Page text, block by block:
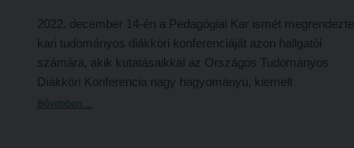
2022. december 14-én a Pedagógiai Kar ismét megrendezte
kari tudományos diákköri konferenciáját azon hallgatói
számára, akik kutatásaikkal az Országos Tudományos
Diákköri Konferencia nagy hagyományú, kiemelt
tehetséggondozó programjához kapcsolódni szeretnének. A
Bővebben ...